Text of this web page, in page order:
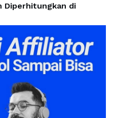
Diperhitungkan di